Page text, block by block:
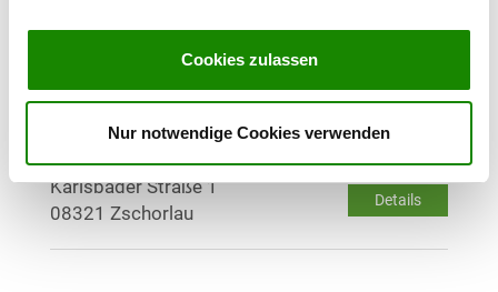
Cookies zulassen
Nur notwendige Cookies verwenden
OG - Raschau-Langenberg e.V.
08352 Raschau-Langenberg
OG - Am Steinberg Zschorlau e.V.
Details
Karlsbader Straße 1
08321 Zschorlau